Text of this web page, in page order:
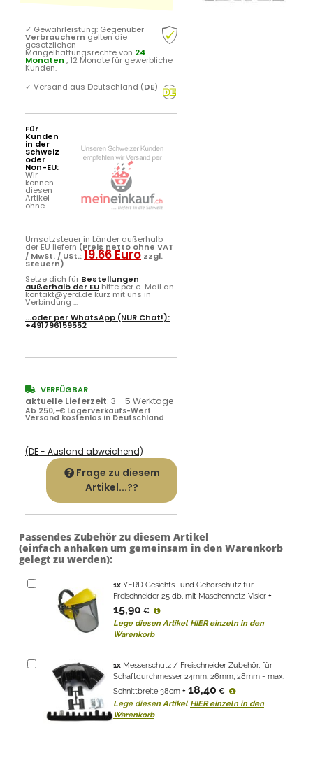
✓ Gewährleistung: Gegenüber
Verbrauchern gelten die
gesetzlichen
Mängelhaftungsrechte von 24
Monaten , 12 Monate für gewerbliche
Kunden.
✓ Versand aus Deutschland (DE)
Für
Kunden
in der
Schweiz
oder
Non-EU:
Wir
können
diesen
Artikel
ohne
Umsatzsteuer in Länder außerhalb
der EU liefern (Preis netto ohne VAT
/ MwSt. / USt.:19.66 Euro zzgl.
Steuern) .
Setze dich für Bestellungen
außerhalb der EUbitte per e-Mail an
kontakt@yerd.de kurz mit uns in
Verbindung ...
...oder perWhatsApp (NUR Chat!):
+491796159552
VERFÜGBAR
aktuelle Lieferzeit: 3 - 5 Werktage
Ab 250,-€ Lagerverkaufs-Wert
Versand kostenlos in Deutschland
(DE - Ausland abweichend)
Frage zu diesem
Artikel...??
Passendes Zubehör zu diesem Artikel
(einfach anhaken um gemeinsam in den Warenkorb
gelegt zu werden):
1x YERD Gesichts- und Gehörschutz für
Freischneider 25 db, mit Maschennetz-Visier +
15,90 €
Lege diesen Artikel HIER einzeln in den
Warenkorb
1x Messerschutz / Freischneider Zubehör, für
Schaftdurchmesser 24mm, 26mm, 28mm - max.
Schnittbreite 38cm + 18,40 €
Lege diesen Artikel HIER einzeln in den
Warenkorb